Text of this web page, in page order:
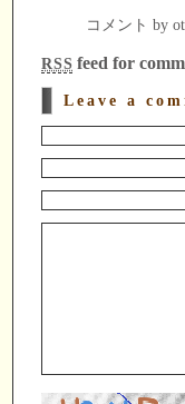
コメント by
RSS feed for
Leave a